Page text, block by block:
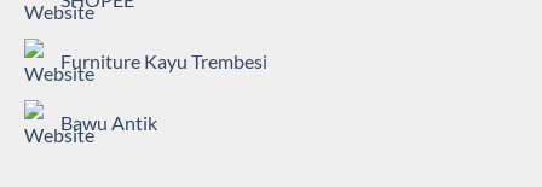
Furniture Kayu Trembesi
Bawu Antik